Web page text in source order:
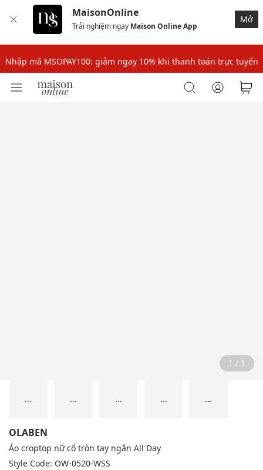
MaisonOnline
Trải nghiệm ngay Maison Online App
Mở
Nhập mã: MSOXINCHAO - Giảm 10% đơn đầu cho thành viên mới!
Nhập mã MSOPAY100: giảm ngay 10% khi thanh toán trực tuyến
Nhập mã: MSOXINCHAO - Giảm 10% đơn đầu cho thành viên mới!
1 / 1
... ... ... ... ...
OLABEN
Áo croptop nữ cổ tròn tay ngắn All Day
Style Code: OW-0520-WSS